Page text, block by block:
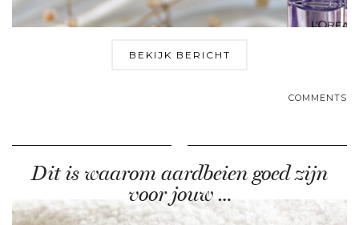
BEKIJK BERICHT
COMMENTS
Dit is waarom aardbeien goed zijn
voor jouw …